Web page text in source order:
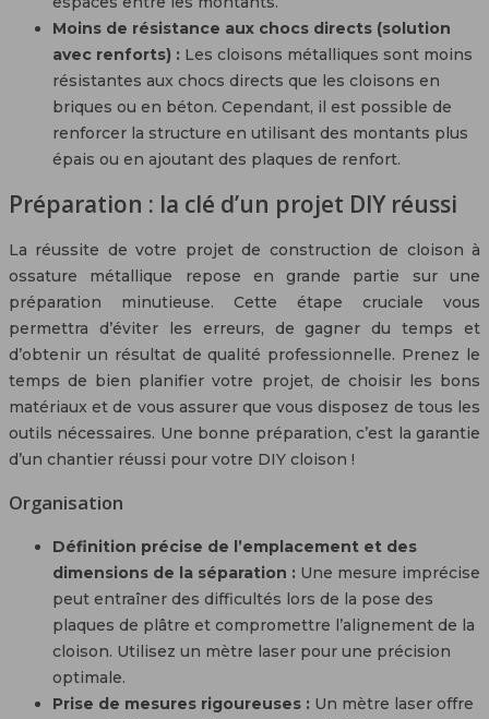
Moins de résistance aux chocs directs (solution
avec renforts) : Les cloisons métalliques sont moins
résistantes aux chocs directs que les cloisons en
briques ou en béton. Cependant, il est possible de
renforcer la structure en utilisant des montants plus
épais ou en ajoutant des plaques de renfort.
Préparation : la clé d’un projet DIY réussi
La réussite de votre projet de construction de cloison à
ossature métallique repose en grande partie sur une
préparation minutieuse. Cette étape cruciale vous
permettra d’éviter les erreurs, de gagner du temps et
d’obtenir un résultat de qualité professionnelle. Prenez le
temps de bien planifier votre projet, de choisir les bons
matériaux et de vous assurer que vous disposez de tous les
outils nécessaires. Une bonne préparation, c’est la garantie
d’un chantier réussi pour votre DIY cloison !
Organisation
Définition précise de l’emplacement et des
dimensions de la séparation : Une mesure imprécise
peut entraîner des difficultés lors de la pose des
plaques de plâtre et compromettre l’alignement de la
cloison. Utilisez un mètre laser pour une précision
optimale.
Prise de mesures rigoureuses : Un mètre laser offre